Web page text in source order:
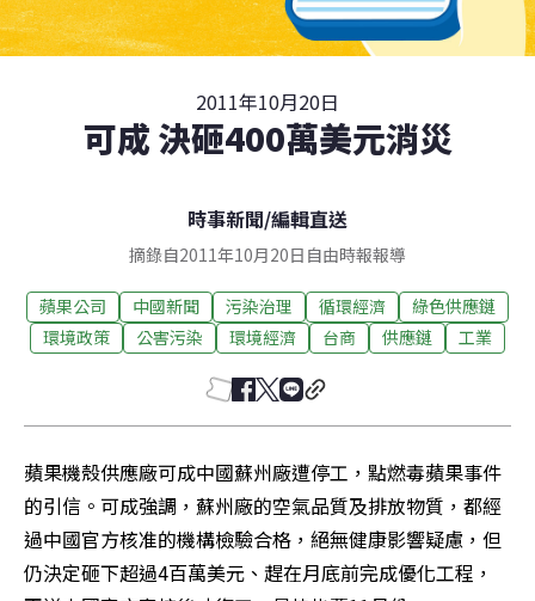
2011年10月20日
可成 決砸400萬美元消災
時事新聞/編輯直送
摘錄自2011年10月20日自由時報報導
蘋果公司 中國新聞 污染治理 循環經濟
綠色供應鏈
環境政策
公害污染 環境經濟 台商 供應鏈 工業
蘋果機殼供應廠可成中國蘇州廠遭停工，點燃毒蘋果事件
的引信。可成強調，蘇州廠的空氣品質及排放物質，都經
過中國官方核准的機構檢驗合格，絕無健康影響疑慮，但
仍決定砸下超過4百萬美元、趕在月底前完成優化工程，